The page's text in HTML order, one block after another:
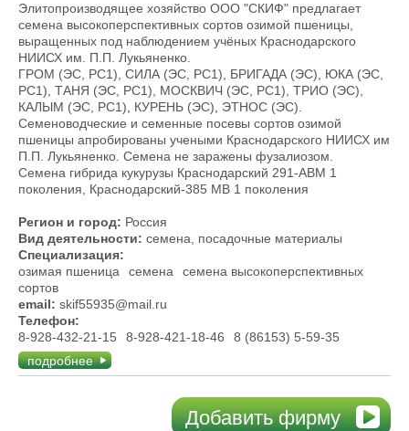
Элитопроизводящее хозяйство ООО "СКИФ" предлагает
семена высокоперспективных сортов озимой пшеницы,
выращенных под наблюдением учёных Краснодарского
НИИСХ им. П.П. Лукьяненко.
ГРОМ (ЭС, РС1), СИЛА (ЭС, РС1), БРИГАДА (ЭС), ЮКА (ЭС,
РС1), ТАНЯ (ЭС, РС1), МОСКВИЧ (ЭС, РС1), ТРИО (ЭС),
КАЛЫМ (ЭС, РС1), КУРЕНЬ (ЭС), ЭТНОС (ЭС).
Семеноводческие и семенные посевы сортов озимой
пшеницы апробированы учеными Краснодарского НИИСХ им
П.П. Лукьяненко. Семена не заражены фузалиозом.
Cемена гибрида кукурузы Краснодарский 291-АВМ 1
поколения, Краснодарский-385 МВ 1 поколения
Регион и город: Россия
Вид деятельности: семена, посадочные материалы
Специализация:
озимая пшеница
семена
семена высокоперспективных
сортов
email: skif55935@mail.ru
Телефон:
8-928-432-21-15
8-928-421-18-46
8 (86153) 5-59-35
подробнее
Добавить фирму